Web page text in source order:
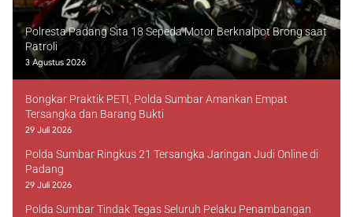
Polresta Padang Sita 18 Sepeda Motor Berknalpot Brong saat
Patroli
3 Agustus 2026
Bongkar Praktik PETI, Polda Sumbar Amankan Empat
Tersangka dan Barang Bukti
29 Juli 2026
Polda Sumbar Ringkus 21 Tersangka Jaringan Judi Online di
Padang
29 Juli 2026
Polda Sumbar Tindak Tegas Seluruh Pelaku Penambangan